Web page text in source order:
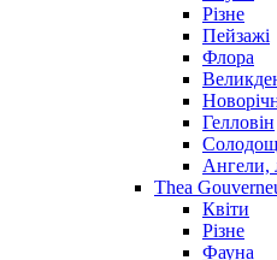
Різне
Пейзажі
Флора
Гелловін
Ангели,
Thea
Квіти
Різне
Фауна